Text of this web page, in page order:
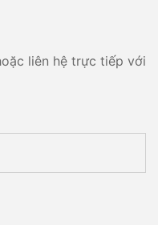
liên hệ trực tiếp với